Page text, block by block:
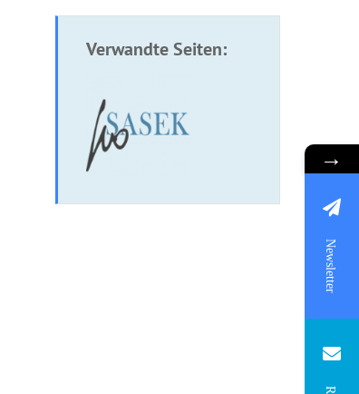
Verwandte Seiten:
→
Newsletter